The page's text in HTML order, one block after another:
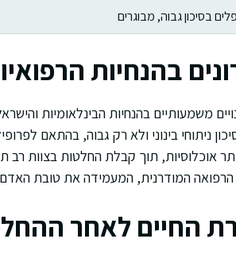
בסיכון גבוה, מבוגרים
בהנחיות
משמעותיים בהנחיות הבינלאומיות
ניתוחי בינוני ולא רק גבוה, בהתאם
אוכלוסיות, תוך קבלת החלטות בצוות
הרפואה המודרנית, המעמידה את טובת
החיים לאחר